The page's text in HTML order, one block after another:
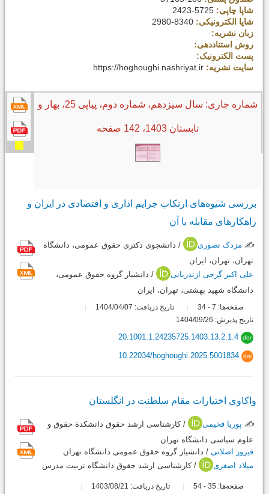
شاپا چاپی: 2423-5725
شاپا الکترونیکی: 2980-8340
زبان نشریه:
روش استناددهی:
پست الکترونیک:
سایت نشریه: https://hoghoughi.nashriyat.ir
شماره جاری: سال سیزدهم، شماره دوم، پیاپی 25، بهار و
تابستان1403، 142 صفحه
بررسی شیوه‌های ارتکاب جرایم اداری و اقتصادی در ایران و
راهکارهای مقابله با آن
✍️ مزدک نصوری
/ دانشجوی دکتری حقوق عمومی، دانشگاه
تهران، تهران، ایران
علی اکبر گرجی ازندریانی
/ دانشیار گروه حقوق عمومی،
دانشگاه شهید بهشتی، تهران، ایران
صفحه‌ها: 7
-
تاریخ دریافت: 1404/04/07
تاریخ پذیرش: 1404/09/26
dor
20.1001.1.24235725.1403.13.2.1.4
doi
10.22034/hoghoughi.2025.5001834
واکاوی اختیارات مقام سلطنت در انگلستان
✍️ پوریا فخیمی
/ کارشناسی ارشد حقوق دانشکدة حقوق و
علوم سیاسی دانشگاه تهران
فیروز اصلانی / دانشیار گروه حقوق عمومی دانشگاه تهران
میلاد اصغری
/ کارشناسی ارشد حقوق دانشگاه تربیت مدرس
صفحه‌ها: 35
-
تاریخ دریافت: 1403/08/21